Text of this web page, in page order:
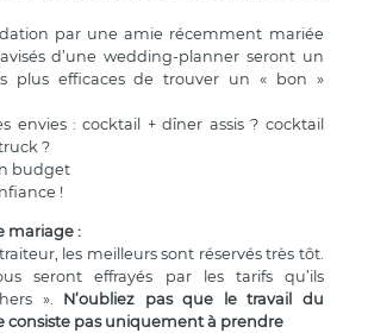
par une amie récemment mariée
d’une wedding-planner seront un
plus efficaces de trouver un « bon »
envies : cocktail + dîner assis ? cocktail
?
budget
!
mariage :
les meilleurs sont réservés très tôt.
seront effrayés par les tarifs qu’ils
». N’oubliez pas que le travail du
consiste pas uniquement à prendre